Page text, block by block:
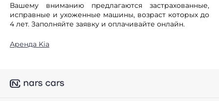
Вашему вниманию предлагаются застрахованные,
исправные и ухоженные машины, возраст которых до
4 лет. Заполняйте заявку и оплачивайте онлайн.
Аренда Kia